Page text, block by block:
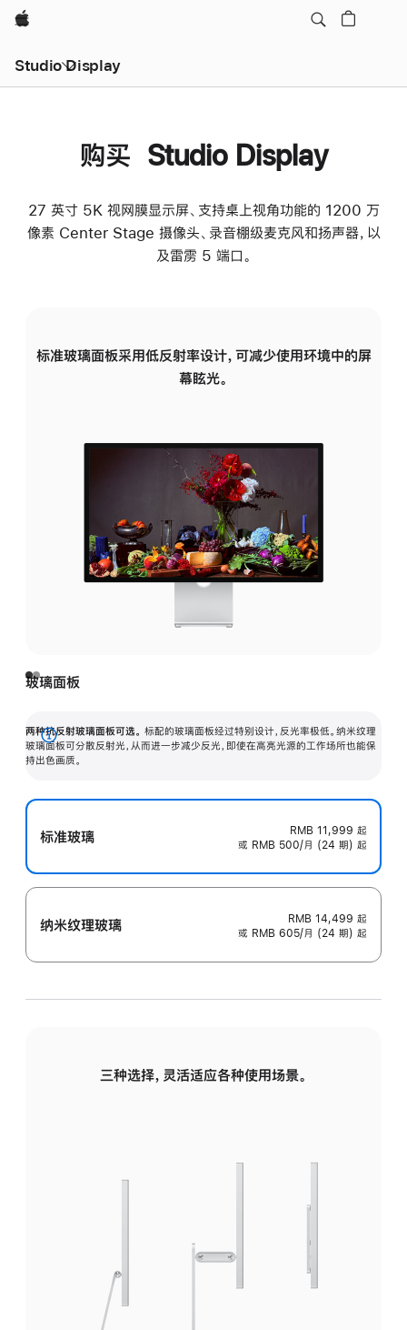
Apple
Studio Display
购买 Studio Display
27 英寸 5K 视网膜显示屏、支持桌上视角功能的 1200 万
像素 Center Stage 摄像头、录音棚级麦克风和扬声器，以
及雷雳 5 端口。
标准玻璃面板采用低反射率设计，可减少使用环境中的屏
幕眩光。
玻璃面板
两种抗反射玻璃面板可选。 标配的玻璃面板经过特别设计，反光率极低。纳米纹理
玻璃面板可分散反射光，从而进一步减少反光，即使在高亮光源的工作场所也能保
持出色画质。
展
开
标准玻璃 RMB 11,999 起
或 RMB 500/月 (24 期) 起
纳米纹理玻璃 RMB 14,499 起
或 RMB 605/月 (24 期) 起
三种选择，灵活适应各种使用场景。